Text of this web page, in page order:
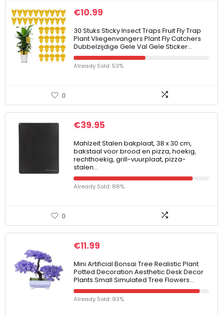
€10.99
30 Stuks Sticky Insect Traps Fruit Fly Trap
Plant Vliegenvangers Plant Fly Catchers
Dubbelzijdige Gele Val Gele Sticker…
Already Sold: 53%
0
€39.95
Mahlzeit Stalen bakplaat, 38 x 30 cm,
bakstaal voor brood en pizza, hoekig,
rechthoekig, grill-vuurplaat, pizza-
stalen…
Already Sold: 88%
0
€11.99
Mini Artificial Bonsai Tree Realistic Plant
Potted Decoration Aesthetic Desk Decor
Plants Small Simulated Tree Flowers…
Already Sold: 93%